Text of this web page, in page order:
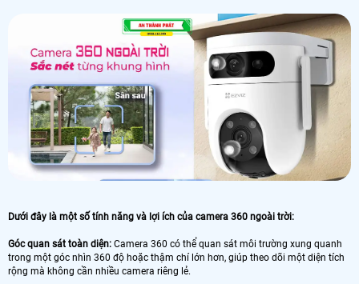
Dưới đây là một số tính năng và lợi ích của camera 360 ngoài trời:
Góc quan sát toàn diện: Camera 360 có thể quan sát môi trường xung quanh
trong một góc nhìn 360 độ hoặc thậm chí lớn hơn, giúp theo dõi một diện tích
rộng mà không cần nhiều camera riêng lẻ.